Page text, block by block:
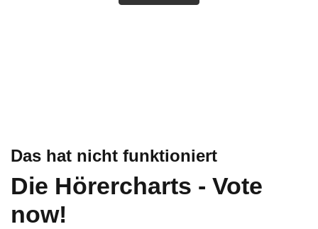
Das hat nicht funktioniert
Die Hörercharts - Vote
now!